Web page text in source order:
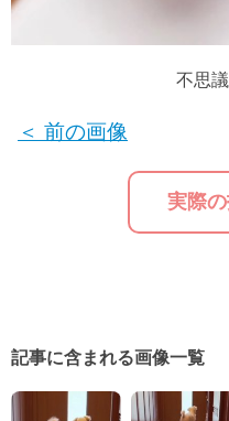
不思
＜ 前の画像
実際
記事に含まれる画像一覧